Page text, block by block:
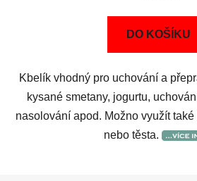
DO KOŠÍKU
Kbelík vhodný pro uchování a
kysané smetany, jogurtu,
nasolování apod. Možno využít
nebo těsta.